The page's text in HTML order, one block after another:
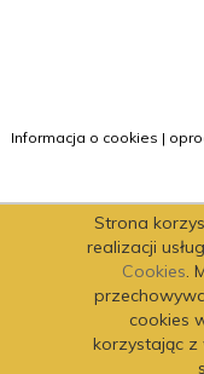
Informacja o cookies |
Strona
realizacji
Cookies .
cookies
korzystając z